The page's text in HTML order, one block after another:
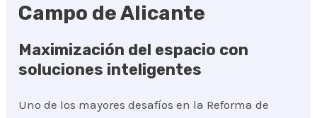
Campo de Alicante
Maximización del espacio con
soluciones inteligentes
Uno de los mayores desafíos en la Reforma de